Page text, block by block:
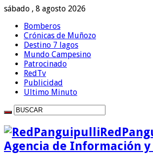
sábado , 8 agosto 2026
Bomberos
Crónicas de Muñozo
Destino 7 lagos
Mundo Campesino
Patrocinado
RedTv
Publicidad
Ultimo Minuto
Agencia de Información